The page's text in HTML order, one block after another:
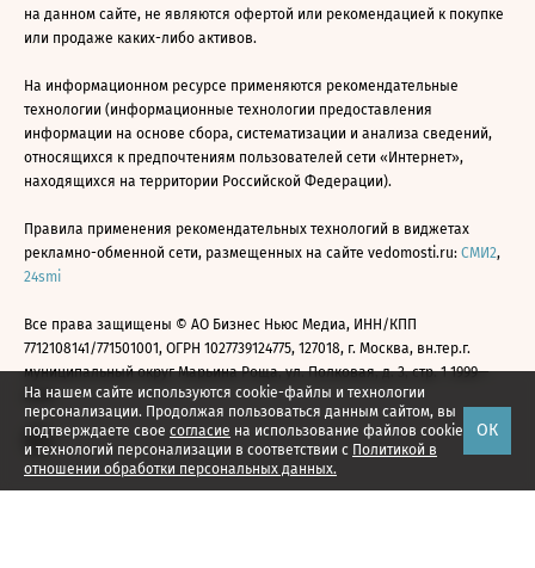
На нашем сайте используются cookie-файлы и технологии
персонализации. Продолжая пользоваться данным сайтом, вы
подтверждаете свое согласие на использование файлов cookie
и технологий персонализации в соответствии с Политикой в
отношении обработки персональных данных.
ОК
на данном сайте, не являются офертой или рекомендацией к покупке
или продаже каких-либо активов.
На информационном ресурсе применяются рекомендательные
технологии (информационные технологии предоставления
информации на основе сбора, систематизации и анализа сведений,
относящихся к предпочтениям пользователей сети «Интернет»,
находящихся на территории Российской Федерации).
Правила применения рекомендательных технологий в виджетах
рекламно-обменной сети, размещенных на сайте vedomosti.ru: СМИ2,
24smi
Все права защищены © АО Бизнес Ньюс Медиа, ИНН/КПП
7712108141/771501001, ОГРН 1027739124775, 127018, г. Москва, вн.тер.г.
муниципальный округ Марьина Роща, ул. Полковая, д. 3, стр. 1 1999—
2026